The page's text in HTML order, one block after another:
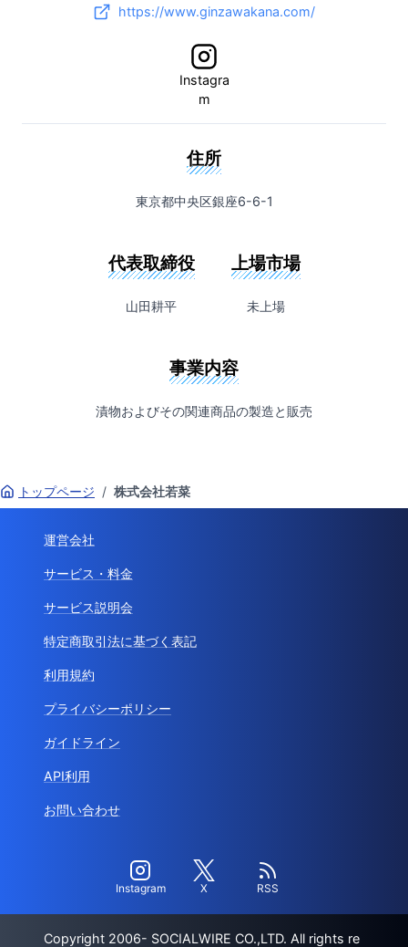
https://www.ginzawakana.com/
Instagra
m
住所
東京都中央区銀座6-6-1
代表取締役
山田耕平
上場市場
未上場
事業内容
漬物およびその関連商品の製造と販売
トップページ / 株式会社若菜
運営会社
サービス・料金
サービス説明会
特定商取引法に基づく表記
利用規約
プライバシーポリシー
ガイドライン
API利用
お問い合わせ
Instagram X RSS
Copyright 2006- SOCIALWIRE CO.,LTD. All rights re